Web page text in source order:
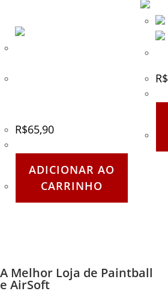
R$65,90
ADICIONAR AO
CARRINHO
R$
A Melhor Loja de Paintball
e AirSoft